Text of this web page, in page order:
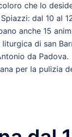
che lo
dal 10 al
anche 15
di san
da Padova.
per la pulizia